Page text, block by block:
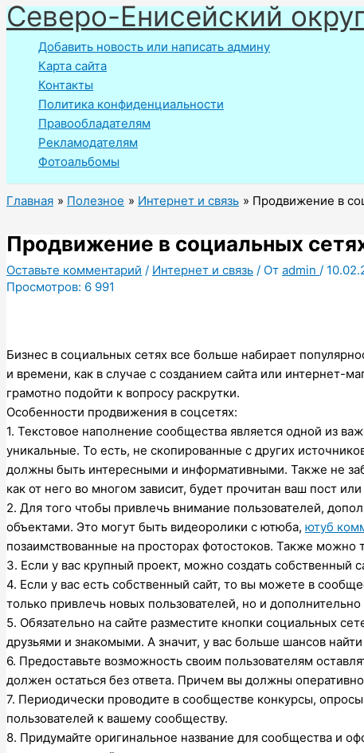
Перейти
к
содержимому
Северо-Енисейский
Добавить новость или написать админу
Карта сайта
Контакты
Политика конфиденциальности
Правообладателям
Рекламодателям
Фотоальбомы
Главная Полезное Интернет и связь Продвижение в
Продвижение в социальных
Оставьте комментарий / Интернет и связь / От admin /
Просмотров: 6 991
Бизнес в социальных сетях все больше набирает
и времени, как в случае с созданием сайта или интернет-
грамотно подойти к вопросу раскрутки.
Особенности продвижения в соцсетях:
1. Текстовое наполнение сообщества является одной из
уникальные. То есть, не скопированные с других
должны быть интересными и информативными. Также не
как от него во многом зависит, будет прочитан ваш пост или
2. Для того чтобы привлечь внимание пользователей,
объектами. Это могут быть видеоролики с ютюба, ютуб
позаимствованные на просторах фотостоков. Также можно
3. Если у вас крупный проект, можно создать собственный
4. Если у вас есть собственный сайт, то вы можете в
только привлечь новых пользователей, но и дополнительно
5. Обязательно на сайте разместите кнопки социальных
друзьями и знакомыми. А значит, у вас больше шансов
6. Предоставьте возможность своим пользователям
должен остаться без ответа. Причем вы должны
7. Периодически проводите в сообществе конкурсы,
пользователей к вашему сообществу.
8. Придумайте оригинальное название для сообщества и